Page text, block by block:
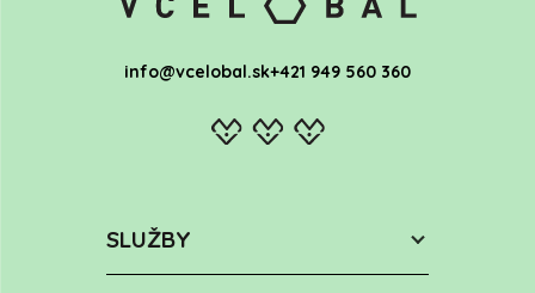
info@vcelobal.sk+421 949 560 360
SLUŽBY